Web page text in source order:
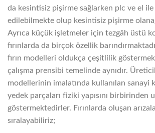
da kesintisiz pişirme sağlarken plc ve el
edilebilmekte olup kesintisiz pişirme
Ayrıca küçük işletmeler için tezgâh üstü
fırınlarda da birçok özellik
fırın modelleri oldukça çeşitlilik
çalışma prensibi temelinde aynıdır.
modellerinin imalatında kullanılan sanayi
yedek parçaları fiziki yapısını birbirinden
göstermektedirler. Fırınlarda oluşan
sıralayabiliriz;